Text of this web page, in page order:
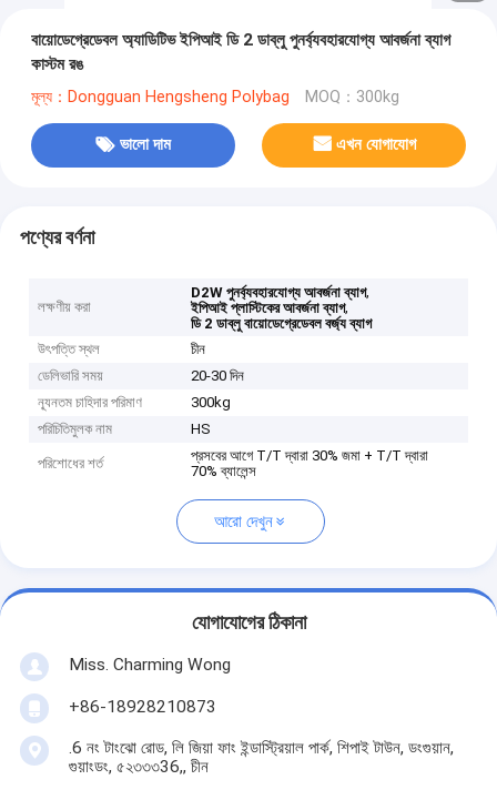
বায়োডেগ্রেডেবল অ্যাডিটিভ ইপিআই ডি 2 ডাব্লু পুনর্ব্যবহারযোগ্য আবর্জনা ব্যাগ
কাস্টম রঙ
মূল্য：Dongguan Hengsheng Polybag MOQ：300kg
ভালো দাম এখন যোগাযোগ
পণ্যের বর্ণনা
লক্ষণীয় করা
D2W পুনর্ব্যবহারযোগ্য আবর্জনা ব্যাগ,
ইপিআই প্লাস্টিকের আবর্জনা ব্যাগ,
ডি 2 ডাব্লু বায়োডেগ্রেডেবল বর্জ্য ব্যাগ
উৎপত্তি স্থল
চীন
ডেলিভারি সময়
20-30 দিন
ন্যূনতম চাহিদার পরিমাণ
300kg
পরিচিতিমুলক নাম
HS
পরিশোধের শর্ত
প্রসবের আগে T/T দ্বারা 30% জমা + T/T দ্বারা
70% ব্যালেন্স
আরো দেখুন
যোগাযোগের ঠিকানা
Miss. Charming Wong
+86-18928210873
.6 নং টাংঝো রোড, লি জিয়া ফাং ইন্ডাস্ট্রিয়াল পার্ক, শিপাই টাউন, ডংগুয়ান,
গুয়াংডং, ৫২৩৩৩36,, চীন